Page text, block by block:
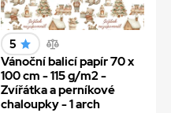
5
Vánoční balicí papír 70 x
100 cm - 115 g/m2 -
Zvířátka a perníkové
chaloupky - 1 arch